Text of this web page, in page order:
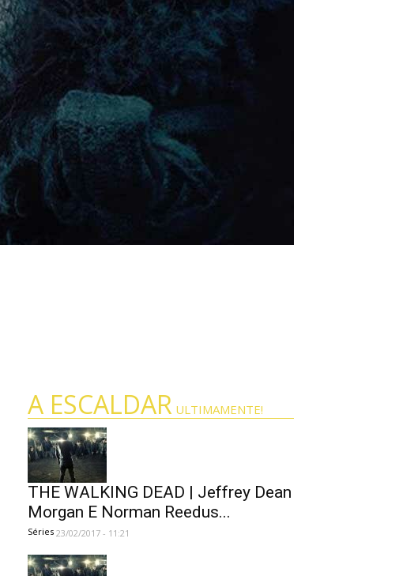
A ESCALDAR ULTIMAMENTE!
THE WALKING DEAD | Jeffrey Dean
Morgan E Norman Reedus...
Séries 23/02/2017 - 11:21